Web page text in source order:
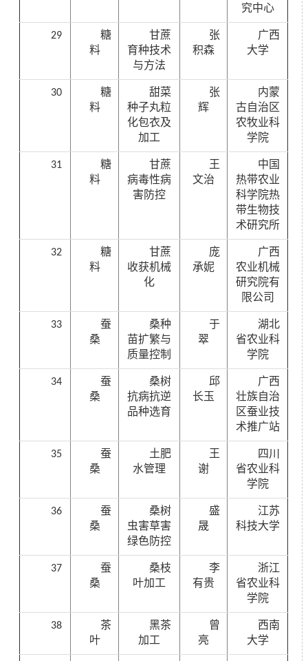
究中心
29
糖
料
甘蔗
育种技术
与方法
张
积森
广西
大学
30
糖
料
甜菜
种子丸粒
化包衣及
加工
张
辉
内蒙
古自治区
农牧业科
学院
31
糖
料
甘蔗
病毒性病
害防控
王
文治
中国
热带农业
科学院热
带生物技
术研究所
32
糖
料
甘蔗
收获机械
化
庞
承妮
广西
农业机械
研究院有
限公司
33
蚕
桑
桑种
苗扩繁与
质量控制
于
翠
湖北
省农业科
学院
34
蚕
桑
桑树
抗病抗逆
品种选育
邱
长玉
广西
壮族自治
区蚕业技
术推广站
35
蚕
桑
土肥
水管理
王
谢
四川
省农业科
学院
36
蚕
桑
桑树
虫害草害
绿色防控
盛
晟
江苏
科技大学
37
蚕
桑
桑枝
叶加工
李
有贵
浙江
省农业科
学院
38
茶
叶
黑茶
加工
曾
亮
西南
大学